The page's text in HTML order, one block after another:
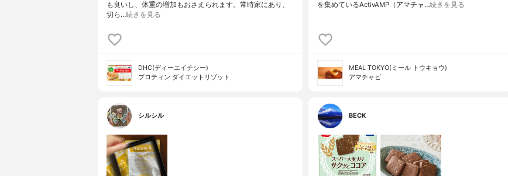
も良いし、体重の増加もおさえられます。常時家にあり、
切ら…続きを見る
DHC(ディーエイチシー)
プロティン ダイエットリゾット
を集めているActivAMP（アマチャ…続きを見る
MEAL TOKYO(ミール トウキョウ)
アマチャビ
シルシル BECK